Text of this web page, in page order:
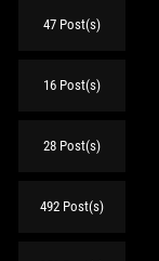
47 Post(s)
16 Post(s)
28 Post(s)
492 Post(s)